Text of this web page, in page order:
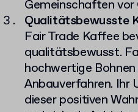
Gemeinschaften vor
Qualitätsbewusste
Fair Trade Kaffee
qualitätsbewusst.
hochwertige
Anbauverfahren. Ihr
dieser positiven